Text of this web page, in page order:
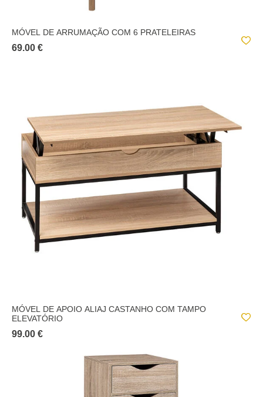
MÓVEL DE ARRUMAÇÃO COM 6 PRATELEIRAS
69.00 €
MÓVEL DE APOIO ALIAJ CASTANHO COM TAMPO
ELEVATÓRIO
99.00 €